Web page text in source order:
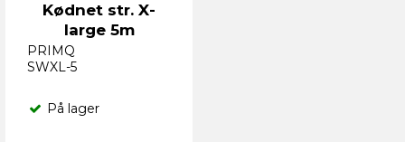
Kødnet str. X-
large 5m
PRIMQ
SWXL-5
På lager